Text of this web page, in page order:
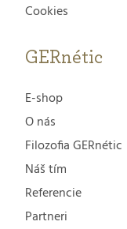
Cookies
GERnétic
E-shop
O nás
Filozofia GERnétic
Náš tím
Referencie
Partneri